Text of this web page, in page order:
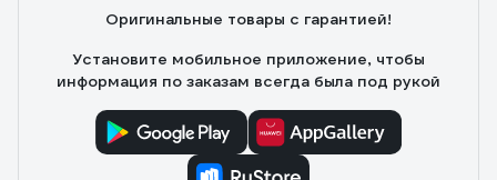
Оригинальные товары с гарантией!
Установите мобильное приложение, чтобы
информация по заказам всегда была под рукой